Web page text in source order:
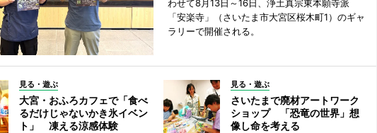
わせて8月13日～16日、浄土真宗東本願寺派
「安楽寺」（さいたま市大宮区桜木町1）のギャ
ラリーで開催される。
見る・遊ぶ
大宮・おふろカフェで「食べ
るだけじゃないかき氷イベン
ト」 凍える涼感体験
見る・遊ぶ
さいたまで廃材アートワーク
ショップ 「恐竜の世界」想
像し命を考える